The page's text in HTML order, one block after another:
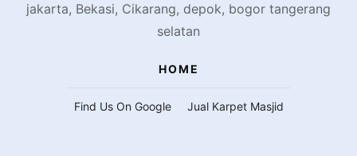
jakarta, Bekasi, Cikarang, depok, bogor tangerang
selatan
HOME
Find Us On Google Jual Karpet Masjid